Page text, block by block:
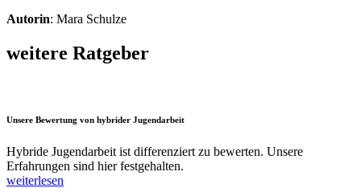
Autorin: Mara Schulze
weitere Ratgeber
Unsere Bewertung von hybrider Jugendarbeit
Hybride Jugendarbeit ist differenziert zu bewerten. Unsere
Erfahrungen sind hier festgehalten.
weiterlesen